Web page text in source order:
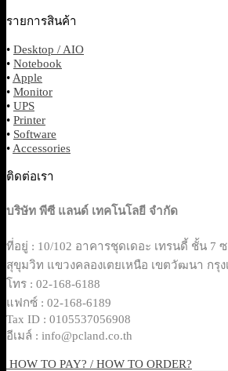
รายการสินค้า
• Desktop / AIO
• Notebook
• Apple
• Monitor
• UPS
• Printer
• Software
• Accessories
ติดต่อเรา
บริษัท พีซี แลนด์ เทคโนโลยี จำกัด
ที่อยู่ : 10/102 อาคารชุดเดอะ เทรนดี้ ชั้น 7
สุขุมวิท แขวงคลองเตยเหนือ เขตวัฒนา กรุ
โทร : 02-168-6188
แฟกซ์ : 02-168-6189
Tax ID : 0105537056908
อีเมล์ : info@pcland.co.th
HOW TO PAY? / HOW TO ORDER?